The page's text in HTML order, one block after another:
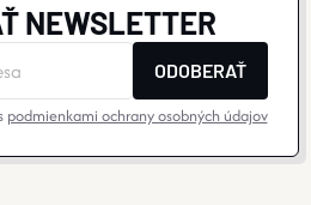
NEWSLETTER
ODOBERAŤ
podmienkami ochrany osobných údajov